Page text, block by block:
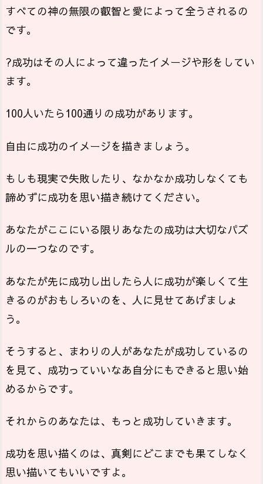
すべての神の無限の叡智と愛によって全うされるの
です。
?成功はその人によって違ったイメージや形をしてい
ます。
100人いたら100通りの成功があります。
自由に成功のイメージを描きましょう。
もしも現実で失敗したり、なかなか成功しなくても
諦めずに成功を思い描き続けてください。
あなたがここにいる限りあなたの成功は大切なパズ
ルの一つなのです。
あなたが先に成功し出したら人に成功が楽しくて生
きるのがおもしろいのを、人に見せてあげましょ
う。
そうすると、まわりの人があなたが成功しているの
を見て、成功っていいなあ自分にもできると思い始
めるからです。
それからのあなたは、もっと成功していきます。
成功を思い描くのは、真剣にどこまでも果てしなく
思い描いてもいいですよ。